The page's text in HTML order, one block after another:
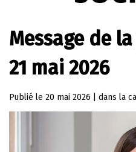
Message de
21 mai 2026
Publié le 20 mai 2026 dans la